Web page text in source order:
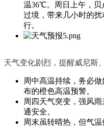
温36℃。周日上午，贝
过境，带来几小时的
行。
天气变化剧烈，提醒威尼斯
周中高温持续，务必
布的橙色高温预警。
周四天气突变，强风
通安全。
周末虽转晴热，但气温